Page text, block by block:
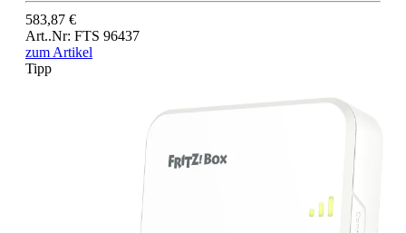
583,87 €
Art..Nr: FTS 96437
zum Artikel
Tipp